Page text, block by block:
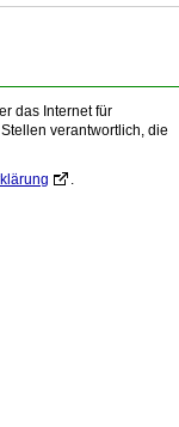
das Internet für
verantwortlich, die
.